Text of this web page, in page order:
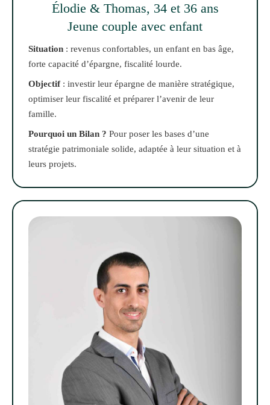
Élodie & Thomas, 34 et 36 ans
Jeune couple avec enfant
Situation : revenus confortables, un enfant en bas âge,
forte capacité d’épargne, fiscalité lourde.
Objectif: investir leur épargne de manière stratégique,
optimiser leur fiscalité et préparer l’avenir de leur
famille.
Pourquoi un Bilan ? Pour poser les bases d’une
stratégie patrimoniale solide, adaptée à leur situation et à
leurs projets.